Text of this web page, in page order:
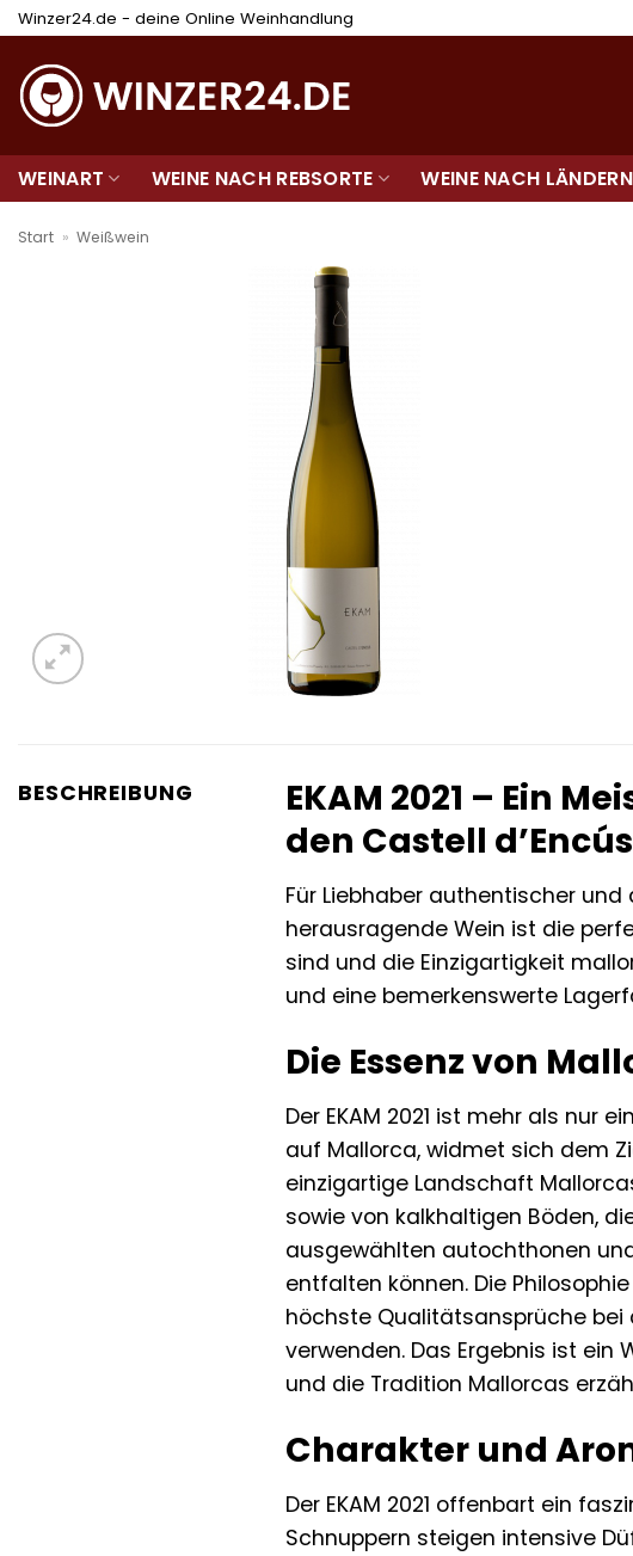
Zum
springen
Winzer24.de - deine Online Weinhandlung
WEINART WEINE NACH REBSORTE WEINE NACH LÄNDERN
Start » Weißwein
BESCHREIBUNG
EKAM 2021 – Ein
den Castell d’Encús
Für Liebhaber authentischer und
herausragende Wein ist die
sind und die Einzigartigkeit
und eine bemerkenswerte
Die Essenz von
Der EKAM 2021 ist mehr als nur
auf Mallorca, widmet sich dem
einzigartige Landschaft
sowie von kalkhaltigen Böden,
ausgewählten autochthonen
entfalten können. Die
höchste Qualitätsansprüche bei
verwenden. Das Ergebnis ist ein
und die Tradition Mallorcas
Charakter und
Der EKAM 2021 offenbart ein
Schnuppern steigen intensive